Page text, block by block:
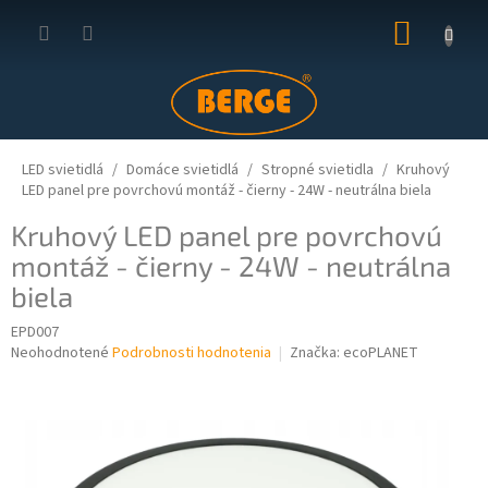
KOŠÍK
LED svietidlá Domáce svietidlá Stropné svietidla
Kruhový
LED panel pre povrchovú montáž - čierny - 24W - neutrálna biela
Kruhový LED panel pre povrchovú
montáž - čierny - 24W - neutrálna
biela
EPD007
Priemerné
Neohodnotené Podrobnosti hodnotenia Značka: ecoPLANET